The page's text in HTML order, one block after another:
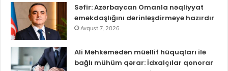
Səfir: Azərbaycan Omanla nəqliyyat
əməkdaşlığını dərinləşdirməyə hazırdır
Avqust 7, 2026
Ali Məhkəmədən müəllif hüquqları ilə
bağlı mühüm qərar: İdxalçılar qonorar